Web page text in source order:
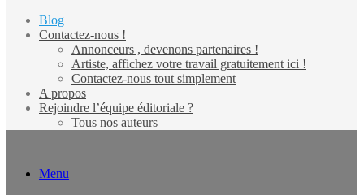
Blog
Contactez-nous !
Annonceurs , devenons partenaires !
Artiste, affichez votre travail gratuitement ici !
Contactez-nous tout simplement
A propos
Rejoindre l’équipe éditoriale ?
Tous nos auteurs
Menu